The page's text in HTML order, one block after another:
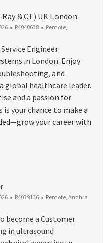
& CT) UK London
Veröffentlichung
Job-ID
R4040638 Ort
Remote,
Engineer
in London. Enjoy
and
healthcare leader.
and a passion for
your chance to make a
your career with
Engineer - (X-Ray &
Veröffentlichung
Job-ID
R4039136 Ort
Remote, Andhra
become a Customer
in ultrasound